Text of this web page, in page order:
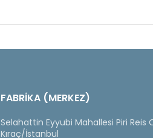
FABRİKA (MERKEZ)
Selahattin Eyyubi Mahallesi Piri Reis
Kıraç/İstanbul